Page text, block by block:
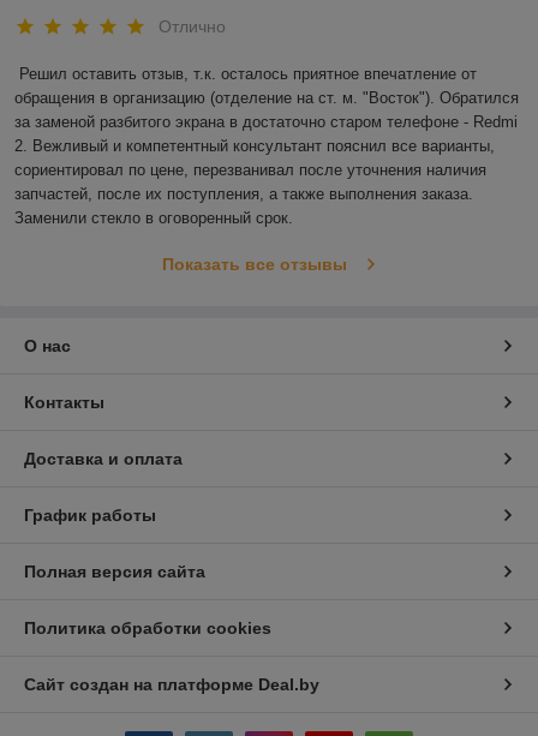
Отлично
Решил оставить отзыв, т.к. осталось приятное впечатление от
обращения в организацию (отделение на ст. м. "Восток"). Обратился
за заменой разбитого экрана в достаточно старом телефоне - Redmi
2. Вежливый и компетентный консультант пояснил все варианты,
сориентировал по цене, перезванивал после уточнения наличия
запчастей, после их поступления, а также выполнения заказа.
Заменили стекло в оговоренный срок.
Показать все отзывы
О нас
Контакты
Доставка и оплата
График работы
Полная версия сайта
Политика обработки cookies
Сайт создан на платформе Deal.by